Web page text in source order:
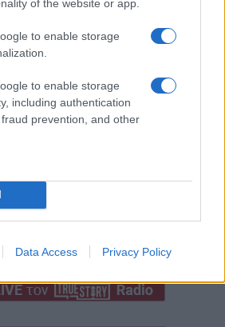
of the website or app.
to enable storage
to enable storage
including authentication
prevention, and other
Data Access Privacy Policy
πμ 6 Αυγούστου 2026, 9:02 πμ